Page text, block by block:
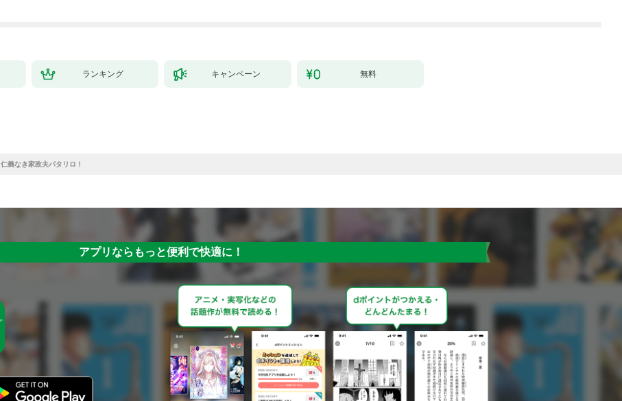
ランキング キャンペーン 無料
仁義なき家政夫パタリロ！
アプリならもっと便利で快適に！